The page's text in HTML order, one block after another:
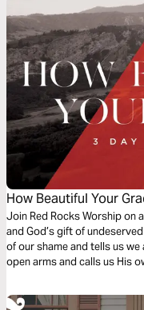
How Beautiful Your
Join Red Rocks Worship on
and God’s gift of
of our shame and tells us
open arms and calls us His
“How Beautiful Your Grace”.